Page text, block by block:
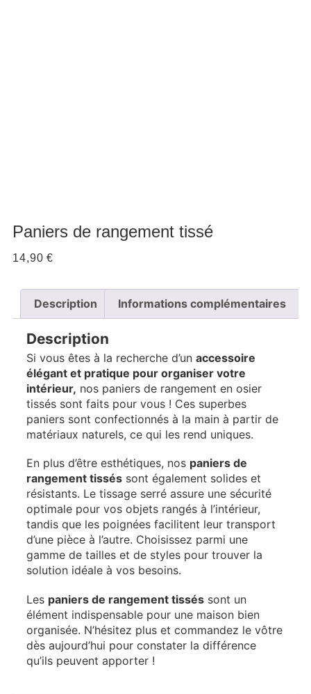
Paniers de rangement tissé
14,90€
Description Informations complémentaires
Description
Si vous êtes à la recherche d’un accessoire
élégant et pratique pour organiser votre
intérieur, nos paniers de rangement en osier
tissés sont faits pour vous ! Ces superbes
paniers sont confectionnés à la main à partir de
matériaux naturels, ce qui les rend uniques.
En plus d’être esthétiques, nos paniers de
rangement tisséssont également solides et
résistants. Le tissage serré assure une sécurité
optimale pour vos objets rangés à l’intérieur,
tandis que les poignées facilitent leur transport
d’une pièce à l’autre. Choisissez parmi une
gamme de tailles et de styles pour trouver la
solution idéale à vos besoins.
Les paniers de rangement tisséssont un
élément indispensable pour une maison bien
organisée. N’hésitez plus et commandez le vôtre
dès aujourd’hui pour constater la différence
qu’ils peuvent apporter !